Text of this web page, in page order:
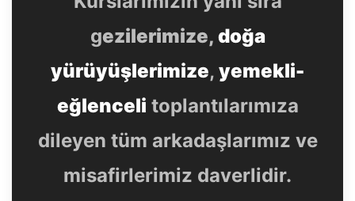
gezilerimize, doğa
yürüyüşlerimize, yemekli-
eğlenceli toplantılarımıza
dileyen tüm arkadaşlarımız ve
misafirlerimiz daverlidir.